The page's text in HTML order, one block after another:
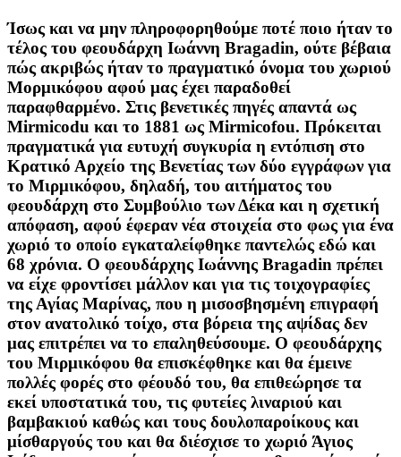
Ίσως και να μην πληροφορηθούμε ποτέ ποιο ήταν το
τέλος του φεουδάρχη Ιωάννη Bragadin, ούτε βέβαια
πώς ακριβώς ήταν το πραγματικό όνομα του χωριού
Μορμικόφου αφού μας έχει παραδοθεί
παραφθαρμένο. Στις βενετικές πηγές απαντά ως
Mirmicodu και το 1881 ως Mirmicofou. Πρόκειται
πραγματικά για ευτυχή συγκυρία η εντόπιση στο
Κρατικό Αρχείο της Βενετίας των δύο εγγράφων για
το Μιρμικόφου, δηλαδή, του αιτήματος του
φεουδάρχη στο Συμβούλιο των Δέκα και η σχετική
απόφαση, αφού έφεραν νέα στοιχεία στο φως για ένα
χωριό το οποίο εγκαταλείφθηκε παντελώς εδώ και
68 χρόνια. Ο φεουδάρχης Ιωάννης Bragadin πρέπει
να είχε φροντίσει μάλλον και για τις τοιχογραφίες
της Αγίας Μαρίνας, που η μισοσβησμένη επιγραφή
στον ανατολικό τοίχο, στα βόρεια της αψίδας δεν
μας επιτρέπει να το επαληθεύσουμε. Ο φεουδάρχης
του Μιρμικόφου θα επισκέφθηκε και θα έμεινε
πολλές φορές στο φέουδό του, θα επιθεώρησε τα
εκεί υποστατικά του, τις φυτείες λιναριού και
βαμβακιού καθώς και τους δουλοπαροίκους και
μίσθαργούς του και θα διέσχισε το χωριό Άγιος